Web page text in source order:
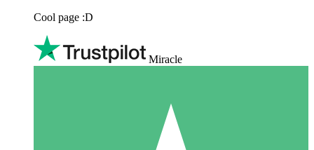
Cool page :D
Miracle